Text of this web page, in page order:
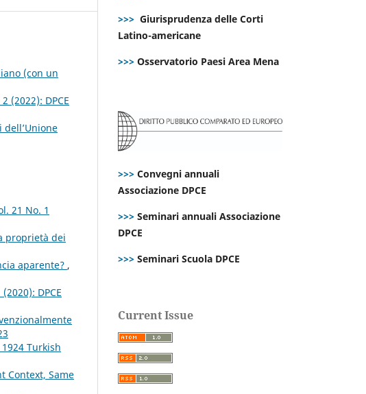
(con un
(2022): DPCE
21 No. 1
proprietà dei
aparente? ,
DPCE
Turkish
Context, Same
>>> Giurisprudenza delle Corti
Latino-americane
>>> Osservatorio Paesi Area Mena
>>> Convegni annuali
Associazione DPCE
>>> Seminari annuali Associazione
DPCE
>>> Seminari Scuola DPCE
Current Issue